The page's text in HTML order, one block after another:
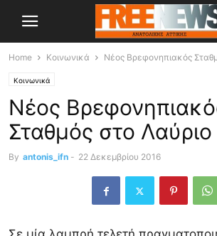
Home Κοινωνικά Νέος Βρεφονηπιακός
Κοινωνικά
Νέος
Σταθμός στο Λαύριο
By antonis_ifn - 22 Δεκεμβρίου 2016